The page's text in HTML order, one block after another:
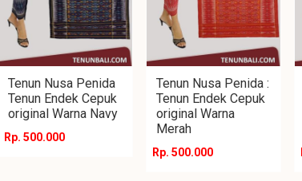
Tenun Nusa Penida
Tenun Endek Cepuk
original Warna Navy
Rp. 500.000
Tenun Nusa Penida :
Tenun Endek Cepuk
original Warna
Merah
Rp. 500.000